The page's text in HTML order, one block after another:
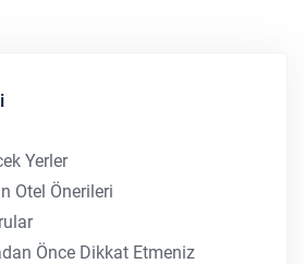
Yerler
Otel Önerileri
Önce Dikkat Etmeniz